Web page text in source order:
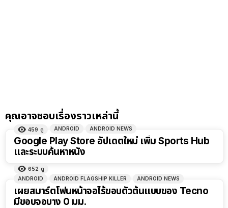
คุณอาจชอบเรื่องราวเหล่านี้
459 ดู ANDROID ANDROID NEWS
Google Play Store อัปเดตใหม่ เพิ่ม Sports Hub
และระบบค้นหาหนัง
652 ดู
ANDROID
ANDROID FLAGSHIP KILLER ANDROID NEWS
เผยสมาร์ตโฟนหน้าจอไร้ขอบตัวต้นแบบของ Tecno
มีขอบจอบาง 0 มม.